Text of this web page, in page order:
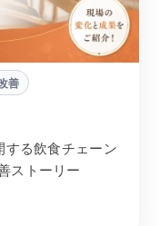
善
する飲食チェーン
ストーリー